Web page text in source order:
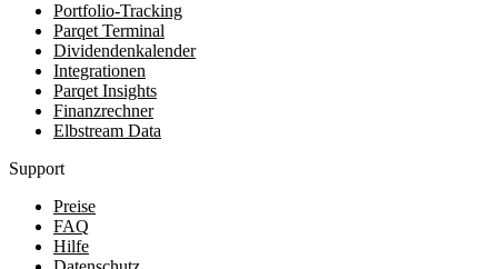
Portfolio-Tracking
Parqet Terminal
Dividendenkalender
Integrationen
Parqet Insights
Finanzrechner
Elbstream Data
Support
Preise
FAQ
Hilfe